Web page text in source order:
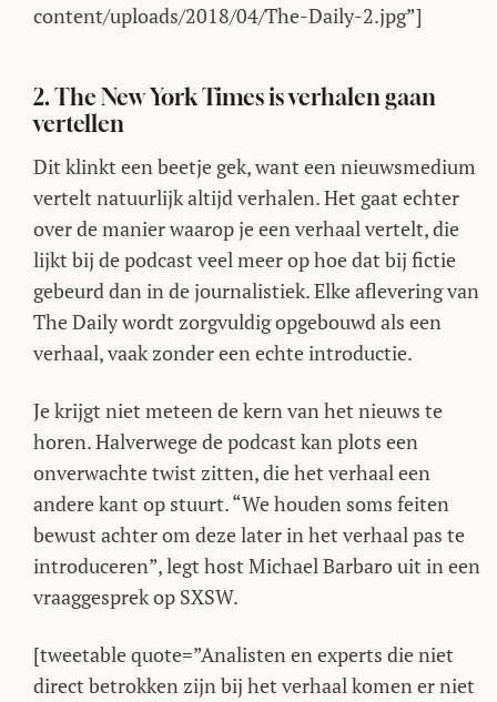
content/uploads/2018/04/The-Daily-2.jpg”]
2. The New York Times is verhalen gaan
vertellen
Dit klinkt een beetje gek, want een nieuwsmedium
vertelt natuurlijk altijd verhalen. Het gaat echter
over de manier waarop je een verhaal vertelt, die
lijkt bij de podcast veel meer op hoe dat bij fictie
gebeurd dan in de journalistiek. Elke aflevering van
The Daily wordt zorgvuldig opgebouwd als een
verhaal, vaak zonder een echte introductie.
Je krijgt niet meteen de kern van het nieuws te
horen. Halverwege de podcast kan plots een
onverwachte twist zitten, die het verhaal een
andere kant op stuurt. “We houden soms feiten
bewust achter om deze later in het verhaal pas te
introduceren”, legt host Michael Barbaro uit in een
vraaggesprek op SXSW.
[tweetable quote=”Analisten en experts die niet
direct betrokken zijn bij het verhaal komen er niet